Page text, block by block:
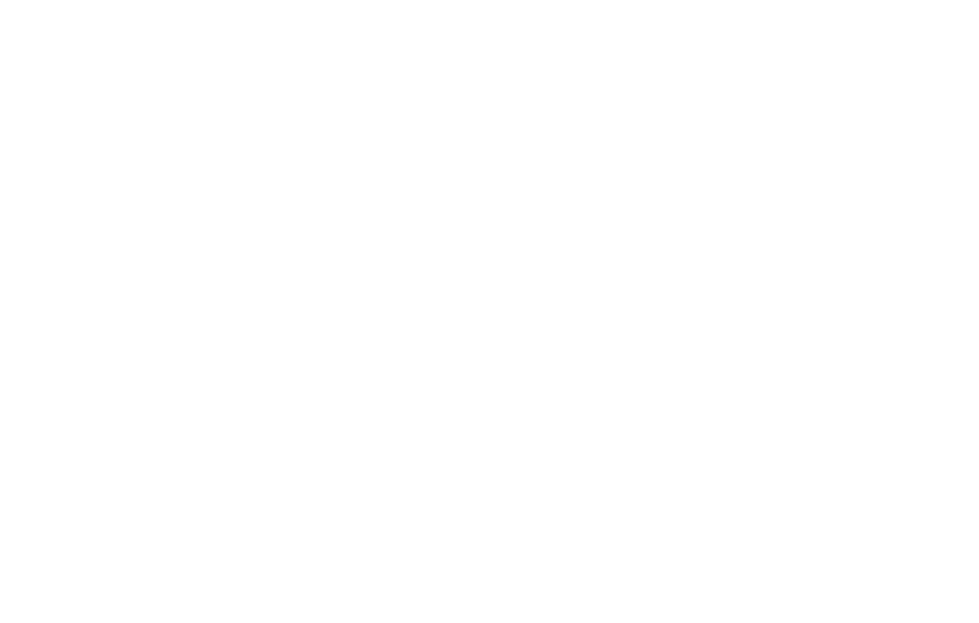
Ai KISU - asijská, Bisou - mix kuchyní). 5 barů, 4 bazény, SPA, fitness, obchody, butiky, dětský klub, teens klub, konferenční
trezor, minibar zdarma, set na přípravu kávy a čaje, balkon nebo terasa, výhled do zahrady, přízemí nebo 1. patro, vysokorychlostní wifi,
umístění v zahradě přímo u pláže, služby komorníka,
kombinují večeři, grilování a hudbu pod širým nebem
menu mohou být za poplatek)
nápojů
snacky, víno)